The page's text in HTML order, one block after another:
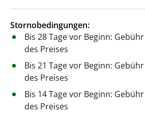
Stornobedingungen:
Bis 28 Tage vor Beginn:
des Preises
Bis 21 Tage vor Beginn:
des Preises
Bis 14 Tage vor Beginn:
des Preises